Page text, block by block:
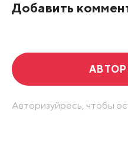
Добавить
Авторизуйресь, чтобы